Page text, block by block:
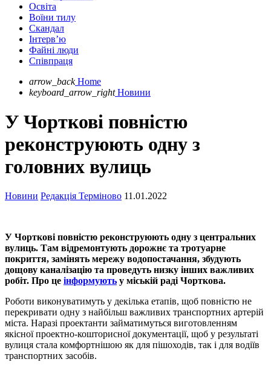
Освіта
Воїни тилу
Скандал
Інтерв’ю
Файні люди
Співпраця
arrow_back Home
keyboard_arrow_right Новини
У Чорткові повністю
реконструюють одну з
головних вулиць
Новини Редакція Терміново 11.01.2022
У Чорткові повністю реконструюють одну з центральних
вулиць. Там відремонтують дорожнє та тротуарне
покриття, замінять мережу водопостачання, збудують
дощову каналізацію та проведуть низку інших важливих
робіт. Про це інформують у міській раді Чорткова.
Роботи виконуватимуть у декілька етапів, щоб повністю не
перекривати одну з найбільш важливих транспортних артерій
міста. Наразі проектанти займатимуться виготовленням
якісної проектно-кошторисної документації, щоб у результаті
вулиця стала комфортнішою як для пішоходів, так і для водіїв
транспортних засобів.